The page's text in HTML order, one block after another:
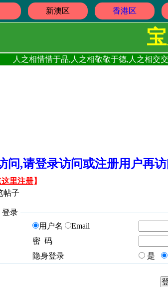
新澳区 香港区
人之相惜惜于品,人之相敬敬于德,人之相交
问,请登录访问或注册用户再
这里注册】
帖子
登录
用户名
Email
密 码
隐身登录
是